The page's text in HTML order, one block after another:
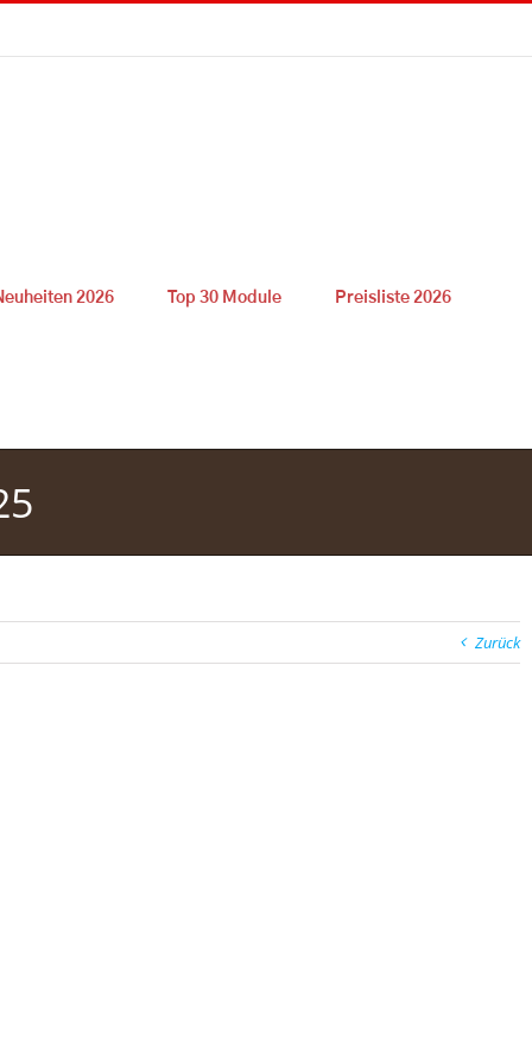
2026 Top 30 Module Preisliste 2026
Zurück